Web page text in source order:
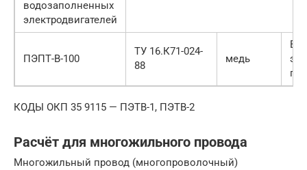
водозаполненных
электродвигателей
ПЭПТ-В-100
ТУ 16.К71-024-
88
медь
КОДЫ ОКП 35 9115 — ПЭТВ-1, ПЭТВ-2
Расчёт для многожильного провода
Многожильный провод (многопроволочный)